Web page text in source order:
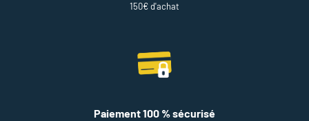
150€ d'achat
Paiement 100 % sécurisé